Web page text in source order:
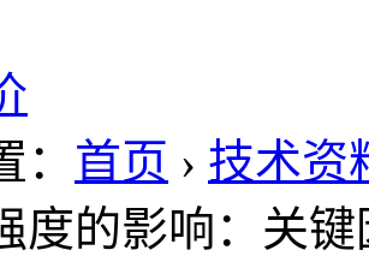
首页 › 技术资
度的影响：关